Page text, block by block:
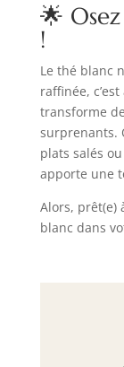
🌟
!
Le thé blanc
raffinée,
transforme
surprenants.
plats salés
apporte une
Alors, prêt(e)
blanc dans